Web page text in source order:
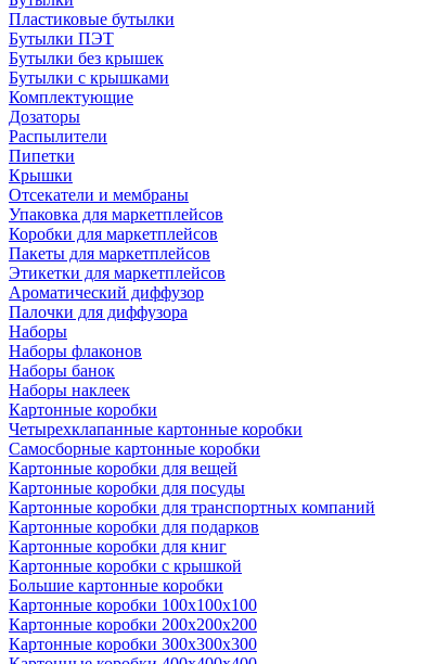
Пластиковые бутылки
Бутылки ПЭТ
Бутылки без крышек
Бутылки с крышками
Комплектующие
Дозаторы
Распылители
Пипетки
Крышки
Отсекатели и мембраны
Упаковка для маркетплейсов
Коробки для маркетплейсов
Пакеты для маркетплейсов
Этикетки для маркетплейсов
Ароматический диффузор
Палочки для диффузора
Наборы
Наборы флаконов
Наборы банок
Наборы наклеек
Картонные коробки
Четырехклапанные картонные коробки
Самосборные картонные коробки
Картонные коробки для вещей
Картонные коробки для посуды
Картонные коробки для транспортных компаний
Картонные коробки для подарков
Картонные коробки для книг
Картонные коробки с крышкой
Большие картонные коробки
Картонные коробки 100x100x100
Картонные коробки 200x200x200
Картонные коробки 300x300x300